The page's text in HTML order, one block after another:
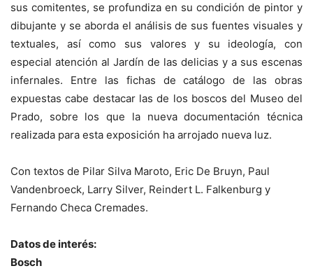
sus comitentes, se profundiza en su condición de pintor y
dibujante y se aborda el análisis de sus fuentes visuales y
textuales, así como sus valores y su ideología, con
especial atención al Jardín de las delicias y a sus escenas
infernales. Entre las fichas de catálogo de las obras
expuestas cabe destacar las de los boscos del Museo del
Prado, sobre los que la nueva documentación técnica
realizada para esta exposición ha arrojado nueva luz.
Con textos de Pilar Silva Maroto, Eric De Bruyn, Paul
Vandenbroeck, Larry Silver, Reindert L. Falkenburg y
Fernando Checa Cremades.
Datos de interés:
Bosch